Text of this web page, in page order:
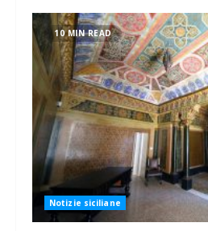
10 MIN READ
Notizie siciliane